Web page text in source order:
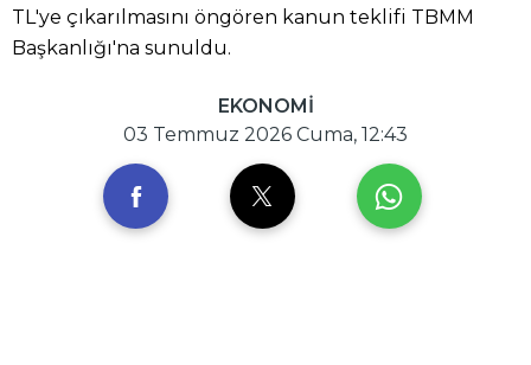
TL'ye çıkarılmasını öngören kanun teklifi TBMM
Başkanlığı'na sunuldu.
EKONOMİ
03 Temmuz 2026 Cuma, 12:43